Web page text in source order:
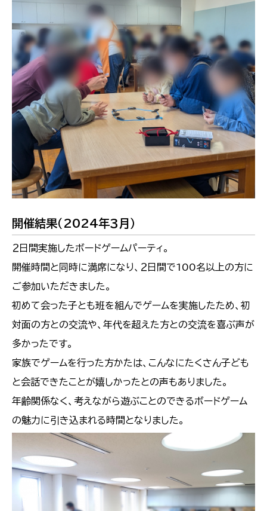
開催結果（2024年３月）
２日間実施したボードゲームパーティ。
開催時間と同時に満席になり、２日間で100名以上の方に
ご参加いただきました。
初めて会った子とも班を組んでゲームを実施したため、初
対面の方との交流や、年代を超えた方との交流を喜ぶ声が
多かったです。
家族でゲームを行った方かたは、こんなにたくさん子ども
と会話できたことが嬉しかったとの声もありました。
年齢関係なく、考えながら遊ぶことのできるボードゲーム
の魅力に引き込まれる時間となりました。